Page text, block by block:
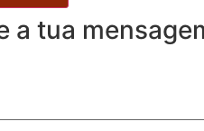
a tua